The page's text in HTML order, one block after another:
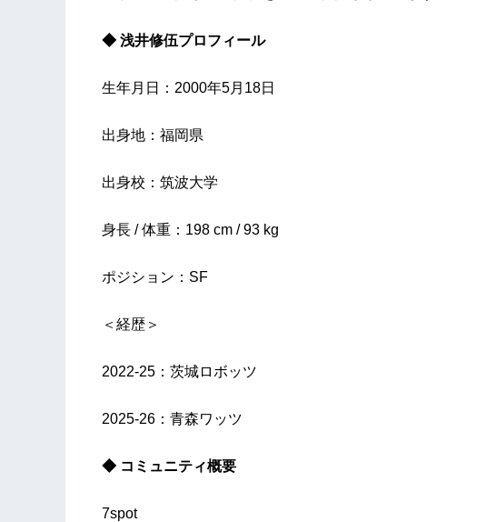
◆ 浅井修伍プロフィール
生年月日：2000年5月18日
出身地：福岡県
出身校：筑波大学
身長 / 体重：198 cm / 93 kg
ポジション：SF
＜経歴＞
2022-25：茨城ロボッツ
2025-26：青森ワッツ
◆ コミュニティ概要
7spot